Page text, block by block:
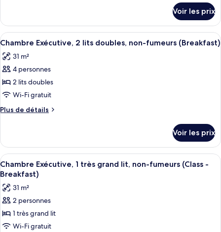
très
grand
lit,
non-
fumeurs
le
type
de
Suite
Studio,
très
grand
non-
Voir les prix
Afficher
toutes
les
photos
pour
ce
type
de
Chambre
Exécutive,
2
lits
doubles,
non-
fumeurs
(Breakfast)
Une chambre d’hôtel avec deux lits,
4
Chambre Exécutive, 2 lits doubles, non-fumeurs (Breakfast)
31 m²
4 personnes
2 lits doubles
Wi-Fi gratuit
Plus de détails
Plus
le
type
de
chambre
Exécutive,
2
doubles,
non-
Voir les prix
Afficher
toutes
les
photos
pour
ce
type
Une chambre d’hôtel avec un lit,
4
Chambre Exécutive, 1 très grand lit, non-fumeurs (Class -
Breakfast)
31 m²
2 personnes
1 très grand lit
Wi-Fi gratuit